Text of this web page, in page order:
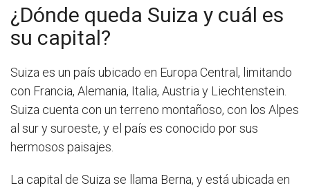
¿Dónde queda Suiza y cuál es
su capital?
Suiza es un país ubicado en Europa Central, limitando
con Francia, Alemania, Italia, Austria y Liechtenstein.
Suiza cuenta con un terreno montañoso, con los Alpes
al sur y suroeste, y el país es conocido por sus
hermosos paisajes.
La capital de Suiza se llama Berna, y está ubicada en